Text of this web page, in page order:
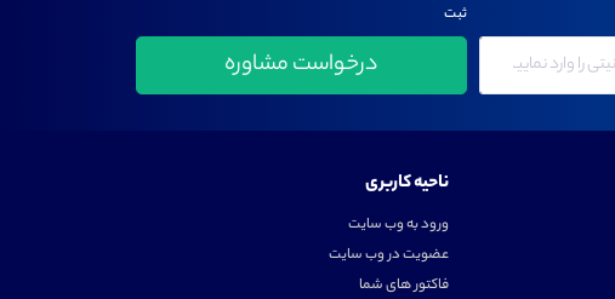
ثبت
ناحیه کاربری
ورود به وب سایت
عضویت در وب سایت
فاکتور های شما